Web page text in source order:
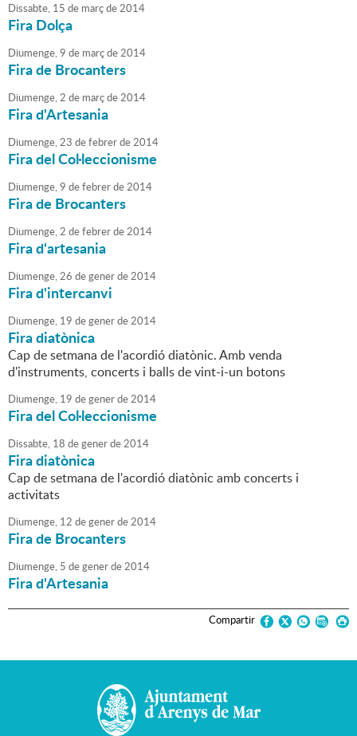
Dissabte, 15 de marçde2014
Fira Dolça
Diumenge,9 de marçde2014
Fira de Brocanters
Diumenge,2 de marçde2014
Fira d'Artesania
Diumenge,23 defebrerde2014
Fira del Col·leccionisme
Diumenge,9 defebrerde2014
Fira de Brocanters
Diumenge,2 defebrerde2014
Fira d'artesania
Diumenge,26 degenerde2014
Fira d'intercanvi
Diumenge, 19 degenerde2014
Fira diatònica
Cap de setmana de l'acordió diatònic. Amb venda
d'instruments, concerts i balls de vint-i-un botons
Diumenge, 19 degenerde2014
Fira del Col·leccionisme
Dissabte, 18 degenerde2014
Fira diatònica
Cap de setmana de l'acordió diatònic amb concerts i
activitats
Diumenge, 12 degenerde2014
Fira de Brocanters
Diumenge, 5 degenerde2014
Fira d'Artesania
Compartir